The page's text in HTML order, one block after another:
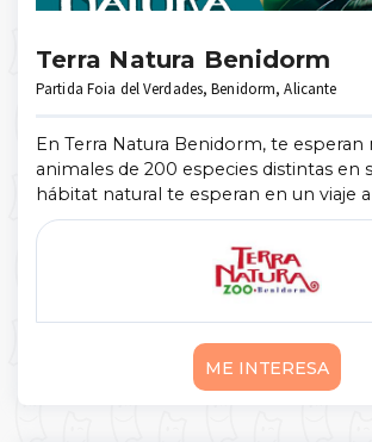
Terra Natura Benidorm
Partida Foia del Verdades, Benidorm, Alicante
En Terra Natura Benidorm, te esperan
animales de 200 especies distintas en
hábitat natural te esperan en un viaje
continentes: América, Asia y Europa.
leones, tigres, rinocerontes ...
ME INTERESA